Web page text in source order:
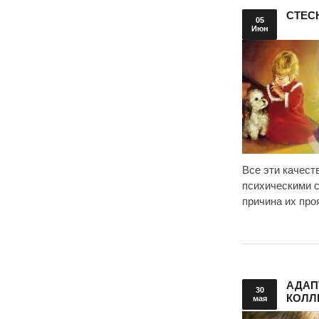
05
Июн
Все эти
психическими
причина их
30
мая